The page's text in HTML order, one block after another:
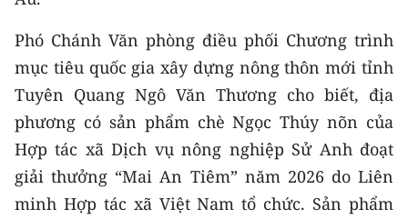
Media Xã hội
Media Pháp luật
Media Du lịch
Media Thế giới
Media Thể thao
Phó Chánh Văn phòng điều phối Chương trình
mục tiêu quốc gia xây dựng nông thôn mới tỉnh
Tuyên Quang Ngô Văn Thương cho biết, địa
phương có sản phẩm chè Ngọc Thúy nõn của
Hợp tác xã Dịch vụ nông nghiệp Sử Anh đoạt
giải thưởng “Mai An Tiêm” năm 2026 do Liên
minh Hợp tác xã Việt Nam tổ chức. Sản phẩm